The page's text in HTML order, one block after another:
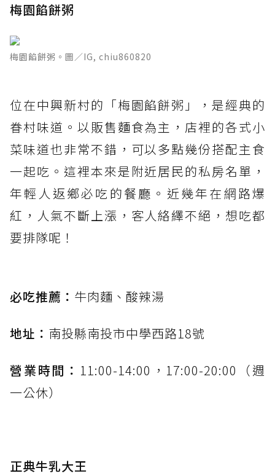
梅園餡餅粥
梅園餡餅粥。圖／IG, chiu860820
位在中興新村的「梅園餡餅粥」，是經典的
眷村味道。以販售麵食為主，店裡的各式小
菜味道也非常不錯，可以多點幾份搭配主食
一起吃。這裡本來是附近居民的私房名單，
年輕人返鄉必吃的餐廳。近幾年在網路爆
紅，人氣不斷上漲，客人絡繹不絕，想吃都
要排隊呢！
必吃推薦： 牛肉麵、酸辣湯
地址： 南投縣南投市中學西路18號
營業時間： 11:00-14:00，17:00-20:00（週
一公休）
正典牛乳大王